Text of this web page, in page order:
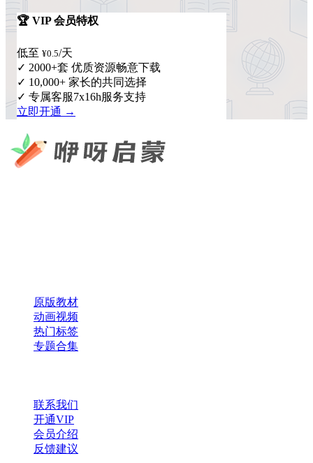
🏆 VIP 会员特权
低至 ¥0.5/天
✓ 2000+套 优质资源畅意下载
✓ 10,000+ 家长的共同选择
✓ 专属客服7x16h服务支持
立即开通 →
原版教材
动画视频
热门标签
专题合集
联系我们
开通VIP
会员介绍
反馈建议